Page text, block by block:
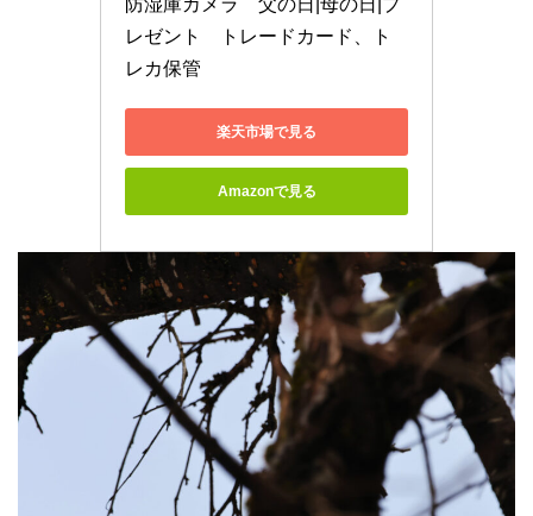
防湿庫カメラ　父の日|母の日|プ
レゼント　トレードカード、ト
レカ保管
楽天市場で見る
Amazonで見る